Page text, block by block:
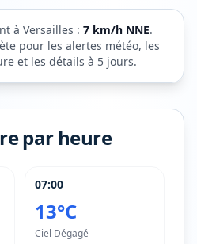
à Versailles : 7 km/h NNE.
pour les alertes météo, les
et les détails à 5 jours.
par heure
07:00
13°C
Ciel Dégagé